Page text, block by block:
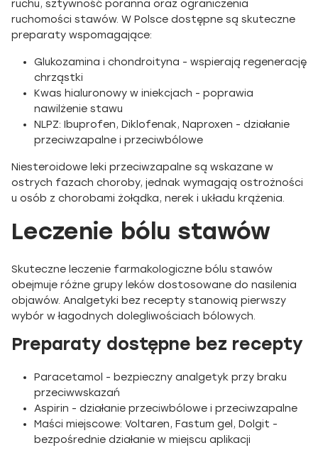
ruchu, sztywność poranna oraz ograniczenia
ruchomości stawów. W Polsce dostępne są skuteczne
preparaty wspomagające:
Glukozamina i chondroityna - wspierają regenerację
chrząstki
Kwas hialuronowy w iniekcjach - poprawia
nawilżenie stawu
NLPZ: Ibuprofen, Diklofenak, Naproxen - działanie
przeciwzapalne i przeciwbólowe
Niesteroidowe leki przeciwzapalne są wskazane w
ostrych fazach choroby, jednak wymagają ostrożności
u osób z chorobami żołądka, nerek i układu krążenia.
Leczenie bólu stawów
Skuteczne leczenie farmakologiczne bólu stawów
obejmuje różne grupy leków dostosowane do nasilenia
objawów. Analgetyki bez recepty stanowią pierwszy
wybór w łagodnych dolegliwościach bólowych.
Preparaty dostępne bez recepty
Paracetamol - bezpieczny analgetyk przy braku
przeciwwskazań
Aspirin - działanie przeciwbólowe i przeciwzapalne
Maści miejscowe: Voltaren, Fastum gel, Dolgit -
bezpośrednie działanie w miejscu aplikacji